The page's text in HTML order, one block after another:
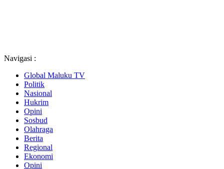
Navigasi :
Global Maluku TV
Politik
Nasional
Hukrim
Opini
Sosbud
Olahraga
Berita
Regional
Ekonomi
Opini